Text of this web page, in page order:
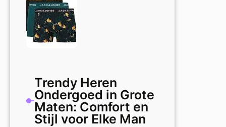
Grote
Maten
Trendy Heren
Ondergoed in Grote
Maten: Comfort en
Stijl voor Elke Man